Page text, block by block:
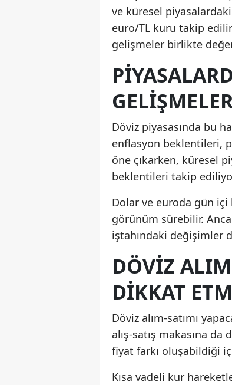
ve küresel
euro/TL kuru takip
gelişmeler birlikte
Döviz piyasasında bu
enflasyon beklentileri,
öne çıkarken, küresel
beklentileri takip
Dolar ve euroda gün içi
görünüm sürebilir.
iştahındaki değişimler
DÖVIZ
DIKKAT
Döviz alım-satımı
alış-satış makasına
fiyat farkı oluşabildiği
Kısa vadeli kur